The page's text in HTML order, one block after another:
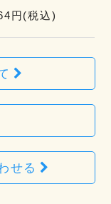
円(税込)
せる